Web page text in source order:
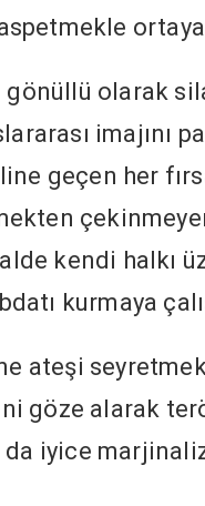
ortaya
olarak
imajını
geçen her
kendi halkı
kurmaya
ateşi
göze alarak
da iyice